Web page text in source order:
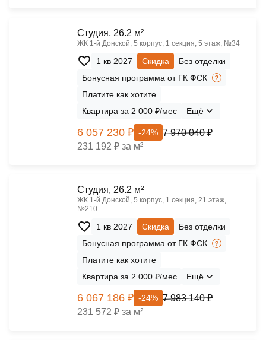
Cтудия, 26.2 м²
ЖК 1‑й Донской, 5 корпус, 1 секция, 5 этаж, №34
1 кв 2027 Скидка
Без отделки
Бонусная программа от ГК ФСК
Платите как хотите
Квартира за 2 000 ₽/мес
Ещё
6 057 230 ₽ -24% 7 970 040 ₽
231 192 ₽ за м²
Cтудия, 26.2 м²
ЖК 1‑й Донской, 5 корпус, 1 секция, 21 этаж,
№210
1 кв 2027 Скидка
Без отделки
Бонусная программа от ГК ФСК
Платите как хотите
Квартира за 2 000 ₽/мес
Ещё
6 067 186 ₽ -24% 7 983 140 ₽
231 572 ₽ за м²